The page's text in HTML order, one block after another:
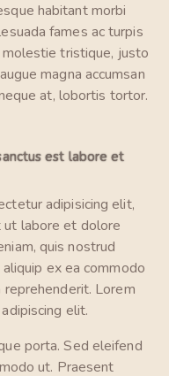
habitant morbi
fames ac turpis
molestie tristique, justo
magna accumsan
at, lobortis tortor.
est labore et
adipisicing elit,
ut labore et dolore
quis nostrud
ex ea commodo
Lorem
elit.
porta. Sed eleifend
ut. Praesent